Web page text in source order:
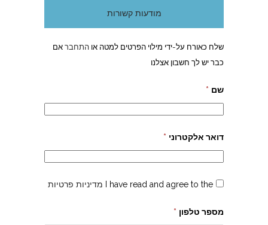
מודעות קשורות
שלח כאורח על-ידי מילוי הפרטים למטה או התחבראם
כבר יש לך חשבון אצלנו
שם *
דואר אלקטרוני *
I have read and agree to the מדיניות פרטיות
מספר טלפון *